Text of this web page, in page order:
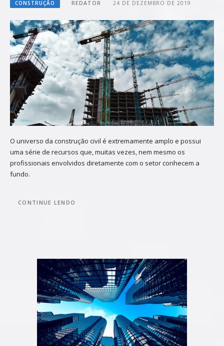
CONSTRUÇÃO REDATOR 24 DE DEZEMBRO DE 2019
O universo da construção civil é extremamente amplo e possui
uma série de recursos que, muitas vezes, nem mesmo os
profissionais envolvidos diretamente com o setor conhecem a
fundo.
CONTINUE LENDO